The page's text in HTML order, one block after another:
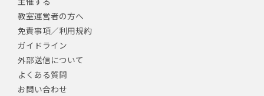
教室運営者の方へ
免責事項／利用規約
ガイドライン
外部送信について
よくある質問
お問い合わせ